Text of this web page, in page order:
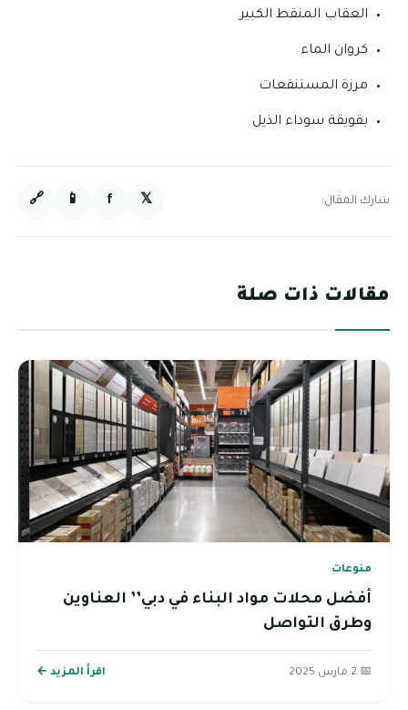
العقاب المنقط الكبير
كروان الماء
مرزة المستنقعات
بقويقة سوداء الذيل
شارك المقال: 𝕏
f
📱
🔗
مقالات ذات صلة
منوعات
أفضل محلات مواد البناء في دبي’’ العناوين
وطرق التواصل
📅 2 مارس 2025 اقرأ المزيد ←